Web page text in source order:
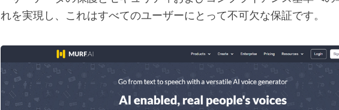
れを実現し、これはすべてのユーザーにとって不可欠な保証です。